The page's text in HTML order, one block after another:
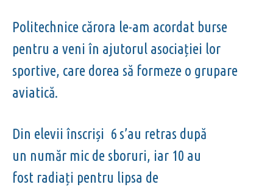
Politechnice cărora le-am acordat burse
pentru a veni în ajutorul asociației lor
sportive, care dorea să formeze o grupare
aviatică.
Din elevii înscriși 6 s’au retras după
un număr mic de sboruri, iar 10 au
fost radiați pentru lipsa de